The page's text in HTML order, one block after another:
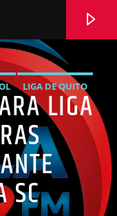
LIGA DE QUITO
LIGA
SC